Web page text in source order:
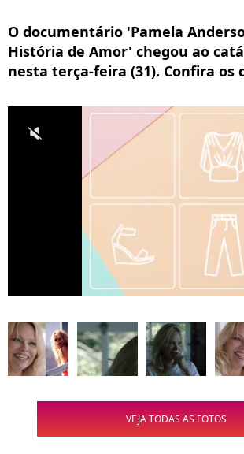
O documentário 'Pamela
História de Amor' chegou ao
nesta terça-feira (31). Confira os
VEJA TODAS AS FOTOS